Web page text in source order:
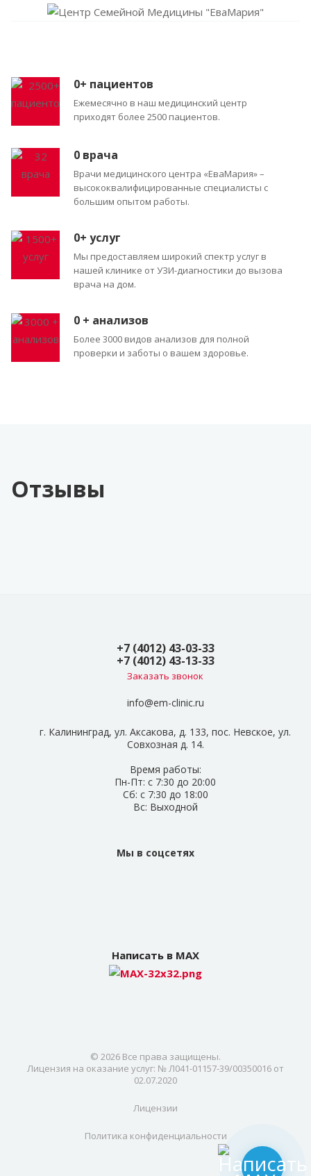
0+ пациентов
Ежемесячно в наш медицинский центр
приходят более 2500 пациентов.
0 врача
Врачи медицинского центра «ЕваМария» –
высококвалифицированные специалисты с
большим опытом работы.
0+ услуг
Мы предоставляем широкий спектр услуг в
нашей клинике от УЗИ-диагностики до вызова
врача на дом.
0 + анализов
Более 3000 видов анализов для полной
проверки и заботы о вашем здоровье.
Отзывы
+7 (4012) 43-03-33
+7 (4012) 43-13-33
Заказать звонок
info@em-clinic.ru
г. Калининград, ул. Аксакова, д. 133, пос. Невское, ул.
Совхозная д. 14.
Время работы:
Пн-Пт: с 7:30 до 20:00
Сб: с 7:30 до 18:00
Вс: Выходной
Мы в соцсетях
Написать в MAX
© 2026 Все права защищены.
Лицензия на оказание услуг: № Л041-01157-39/00350016 от
02.07.2020
Лицензии
Политика конфиденциальности